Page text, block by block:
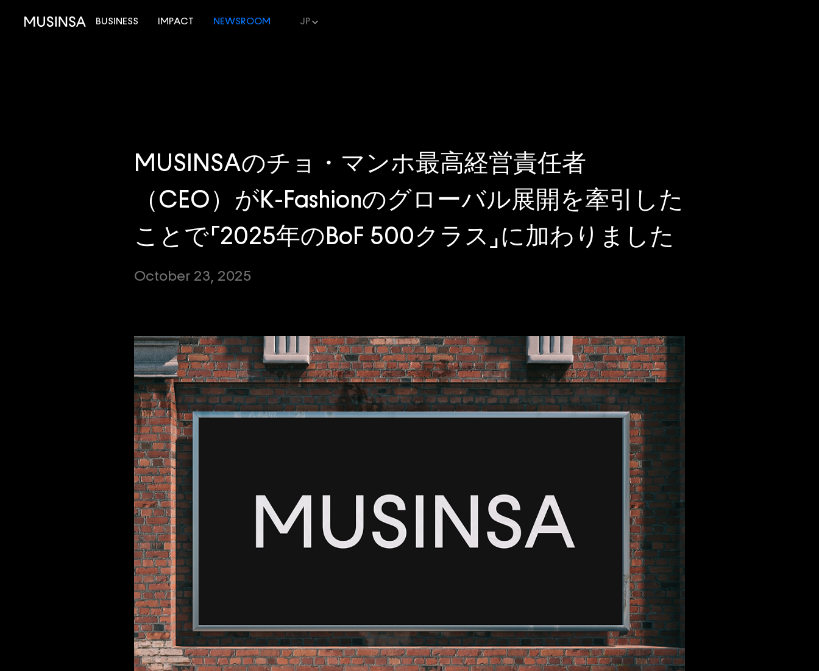
BUSINESS IMPACT NEWSROOM JP
MUSINSAのチョ・マンホ最高経営責任者
（CEO）がK-Fashionのグローバル展開を牽引した
ことで「2025年のBoF 500クラス」に加わりました
October 23, 2025